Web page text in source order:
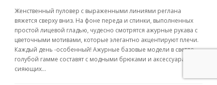
Женственный пуловер с выраженными линиями реглана
вяжется сверху вниз. На фоне переда и спинки, выполненных
простой лицевой гладью, чудесно смотрятся ажурные рукава с
цветочными мотивами, которые элегантно акцентируют плечи.
Каждый день -особенный! Ажурные базовые модели в светло-
голубой гамме составят с модными брюками и аксессуарами
сияющих...